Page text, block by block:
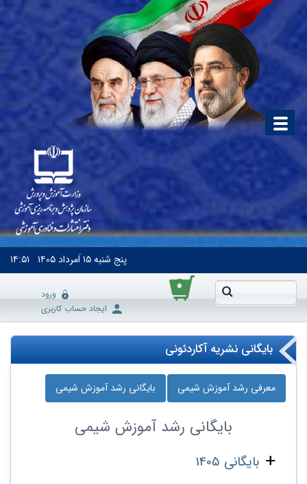
پنج شنبه۱۵ اَمرداد ۱۴۰۵ ۱۴:۵۱
۰
ورود
ایجاد حساب کاربری
بایگانی نشریه آکاردئونی
معرفی رشد آموزش شیمی بایگانی رشد آموزش شیمی
بایگانی رشد آموزش شیمی
بایگانی 1405